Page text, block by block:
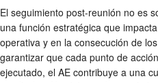
El seguimiento post-reunión no es
una función estratégica que
operativa y en la consecución de
garantizar que cada punto de
ejecutado, el AE contribuye a una